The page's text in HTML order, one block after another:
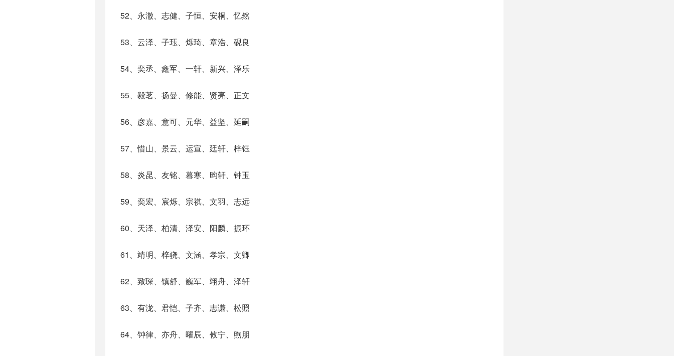
52、永澈、志健、子恒、安桐、忆然
53、云泽、子珏、烁琦、章浩、砚良
54、奕丞、鑫军、一轩、新兴、泽乐
55、毅茗、扬曼、修能、贤亮、正文
56、彦嘉、意可、元华、益坚、延嗣
57、惜山、景云、运宣、廷轩、梓钰
58、炎昆、友铭、暮寒、昀轩、钟玉
59、奕宏、宸烁、宗祺、文羽、志远
60、天泽、柏清、泽安、阳麟、振环
61、靖明、梓骁、文涵、孝宗、文卿
62、致琛、镇舒、巍军、翊舟、泽轩
63、有泷、君恺、子齐、志谦、松照
64、钟律、亦舟、曜辰、攸宁、煦朋